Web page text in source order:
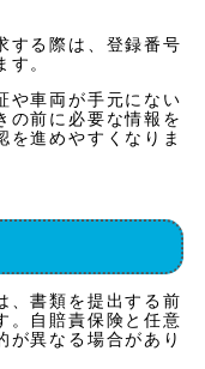
する際は、登録番号
。
や車両が手元にない
の前に必要な情報を
を進めやすくなりま
、書類を提出する前
。自賠責保険と任意
が異なる場合があり